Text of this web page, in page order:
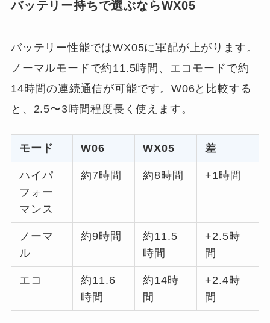
バッテリー持ちで選ぶならWX05
バッテリー性能ではWX05に軍配が上がります。
ノーマルモードで約11.5時間、エコモードで約
14時間の連続通信が可能です。W06と比較する
と、2.5〜3時間程度長く使えます。
モード W06 WX05 差
ハイパ
フォー
マンス
約7時間 約8時間 +1時間
ノーマ
ル
約9時間
約11.5
時間
+2.5時
間
エコ
約11.6
時間
約14時
間
+2.4時
間